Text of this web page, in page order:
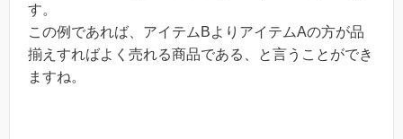
す。
この例であれば、アイテムBよりアイテムAの方が品
揃えすればよく売れる商品である、と言うことができ
ますね。